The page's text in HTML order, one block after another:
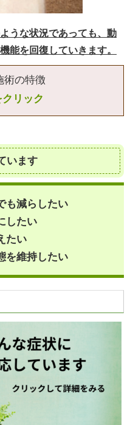
うな状況であっても、動
能を回復していきます。
術の特徴
リック
います
も減らしたい
したい
たい
を維持したい